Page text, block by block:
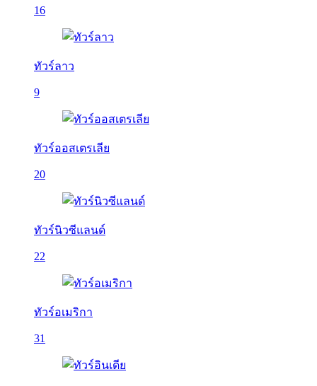
16
ทัวร์ลาว
9
ทัวร์ออสเตรเลีย
20
ทัวร์นิวซีแลนด์
22
ทัวร์อเมริกา
31